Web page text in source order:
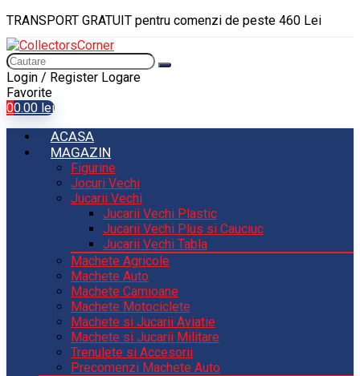
TRANSPORT GRATUIT pentru comenzi de peste 460 Lei
Login / Register Logare
Favorite
00.00 lei
ACASA
MAGAZIN
Figurine
Jocuri Vechi
Jucarii Vechi
Jucarii Vechi Plastic
Jucarii Vechi Plus si Cauciuc
Jucarii Vechi Tabla
Machete Agricole
Machete Auto
Machete Camioane
Machete Motociclete
Machete si Jucarii Aviatie
Machete si Jucarii Militare
Trenulete si Accesorii
Precomenzi Machete Auto